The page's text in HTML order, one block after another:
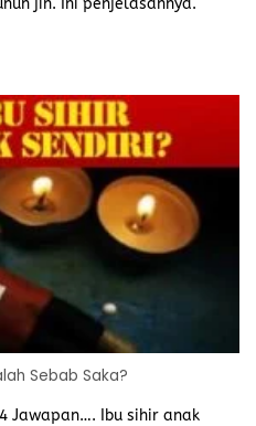
jin. Ini penjelasannya.
Sebab Saka?
Jawapan…. Ibu sihir anak